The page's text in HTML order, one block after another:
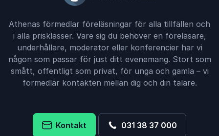
Athenas förmedlar föreläsningar för alla tillfällen och
i alla prisklasser. Vare sig du behöver en föreläsare,
underhållare, moderator eller konferencier har vi
någon som passar för just ditt evenemang. Stort som
smått, offentligt som privat, för unga och gamla – vi
förmedlar kontakten mellan dig och din talare.
Kontakt 031 38 37 000